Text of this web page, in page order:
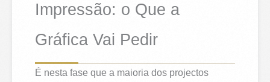
Impressão: o Que a
Gráfica Vai Pedir
É nesta fase que a maioria dos projectos